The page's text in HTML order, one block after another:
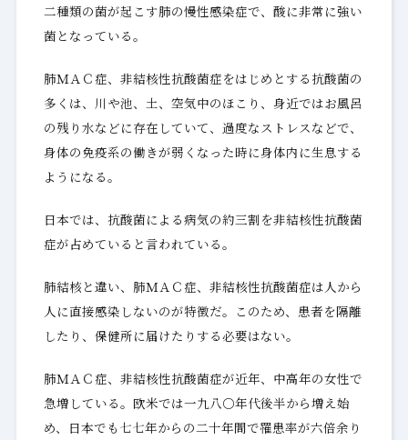
二種類の菌が起こす肺の慢性感染症で、酸に非常に強い
菌となっている。
肺ＭＡＣ症、非結核性抗酸菌症をはじめとする抗酸菌の
多くは、川や池、土、空気中のほこり、身近ではお風呂
の残り水などに存在していて、過度なストレスなどで、
身体の免疫系の働きが弱くなった時に身体内に生息する
ようになる。
日本では、抗酸菌による病気の約三割を非結核性抗酸菌
症が占めていると言われている。
肺結核と違い、肺ＭＡＣ症、非結核性抗酸菌症は人から
人に直接感染しないのが特徴だ。このため、患者を隔離
したり、保健所に届けたりする必要はない。
肺ＭＡＣ症、非結核性抗酸菌症が近年、中高年の女性で
急増している。欧米では一九八〇年代後半から増え始
め、日本でも七七年からの二十年間で罹患率が六倍余り